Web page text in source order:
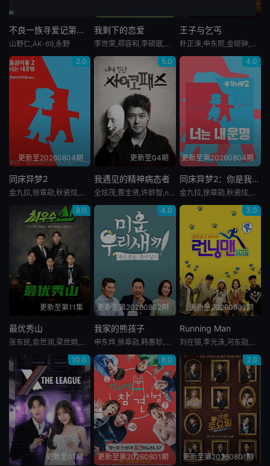
不良一族寻爱记第二季
山野仁,AK-69,永野
我剩下的恋爱
李世荣,郑容和,李硕珉,崔叡娜
王子与乞丐
朴正洙,申东熙,金晓钟,徐英浩,金曜汉,朴志晟
2.0
更新至20260804期
同床异梦2
金九拉,徐章勋,秋瓷炫,于晓光
5.0
更新至04期
我遇见的精神病态者
全炫茂,曺圭贤,许龄智,nucksal
4.0
更新至第20260804期
同床异梦2：你是我的命运
金九拉,徐章勋,秋瓷炫,于晓光
8.0
更新至第11集
最优秀山
张东民,俞世润,梁世炯,许卿焕,Boom
4.0
更新至第20260802期
我家的熊孩子
申东烨,徐章勋,韩惠轸,金建模
3.0
更新至20260802期
Running Man
刘在锡,李光洙,河东勋,金钟国,池石镇,宋智孝,姜熙建,全昭旻,梁世灿,池艺恩
10.0
更新至01期
6.0
更新至第20260801期
2.0
更新至第20260801期